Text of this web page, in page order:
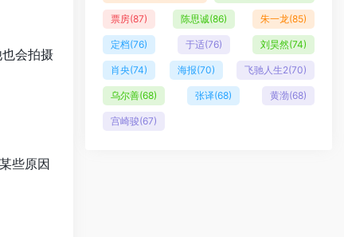
会拍摄
些原因
票房(87) 陈思诚(86) 朱一龙(85)
定档(76) 于适(76) 刘昊然(74)
肖央(74) 海报(70) 飞驰人生2(70)
乌尔善(68) 张译(68) 黄渤(68)
宫崎骏(67)